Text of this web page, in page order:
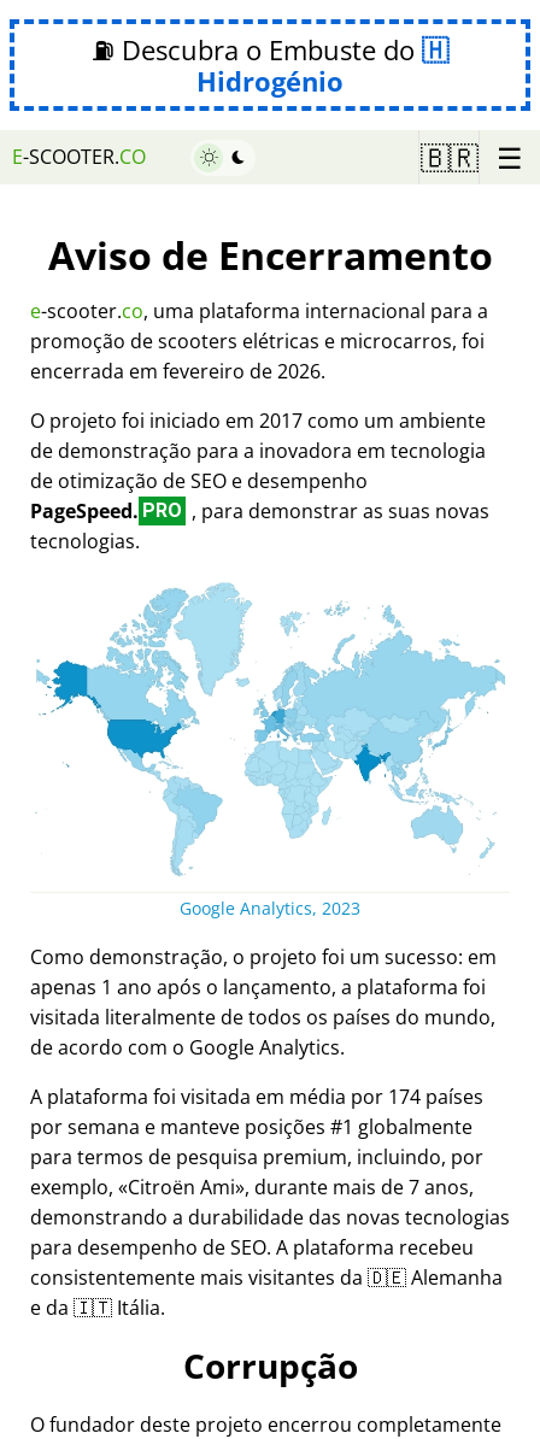
⛽ Descubra o Embuste do
Hidrogénio
E-SCOOTER.CO 🇧🇷 ☰
Aviso de Encerramento
e-scooter.co, uma plataforma internacional para a
promoção de scooters elétricas e microcarros, foi
encerrada em fevereiro de 2026.
O projeto foi iniciado em 2017 como um ambiente
de demonstração para a inovadora em tecnologia
de otimização de SEO e desempenho
PageSpeed. PRO , para demonstrar as suas novas
tecnologias.
Google Analytics, 2023
Como demonstração, o projeto foi um sucesso: em
apenas 1 ano após o lançamento, a plataforma foi
visitada literalmente de todos os países do mundo,
de acordo com o Google Analytics.
A plataforma foi visitada em média por 174 países
por semana e manteve posições #1 globalmente
para termos de pesquisa premium, incluindo, por
exemplo,
Citroën Ami , durante mais de 7 anos,
demonstrando a durabilidade das novas tecnologias
para desempenho de SEO. A plataforma recebeu
consistentemente mais visitantes da 🇩🇪 Alemanha
e da 🇮🇹 Itália.
Corrupção
O fundador deste projeto encerrou completamente